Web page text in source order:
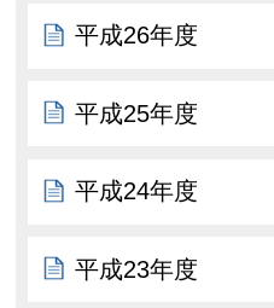
平成26年度
平成25年度
平成24年度
平成23年度